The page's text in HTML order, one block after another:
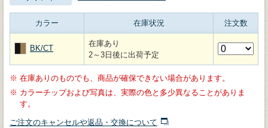
カラー 在庫状況 注文数
BK/CT
在庫あり
2～3日後に出荷予定
※ 在庫ありのものでも、商品が確保できない場合があります。
※ カラーチップおよび写真は、実際の色と多少異なることがありま
す。
ご注文のキャンセルや返品・交換について